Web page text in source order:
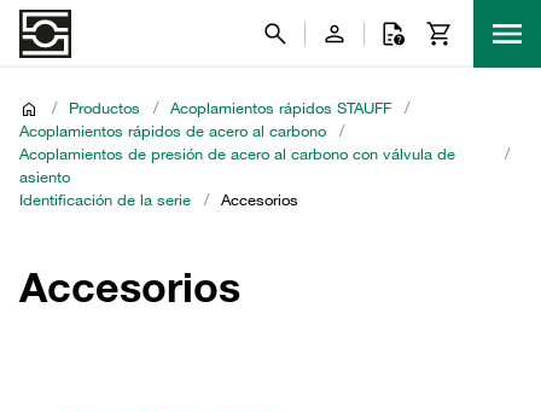
/ Productos / Acoplamientos rápidos STAUFF
/
Acoplamientos rápidos de acero al carbono
/
Acoplamientos de presión de acero al carbono con válvula de
asiento
/
Identificación de la serie / Accesorios
Accesorios